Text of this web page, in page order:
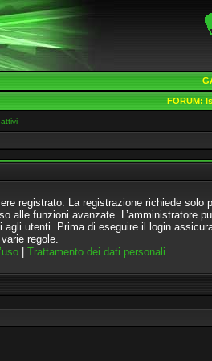
FORUM:
registrato. La registrazione richiede solo
alle funzioni avanzate. L’amministratore
agli utenti. Prima di eseguire il login
regole.
Trattamento dei dati personali